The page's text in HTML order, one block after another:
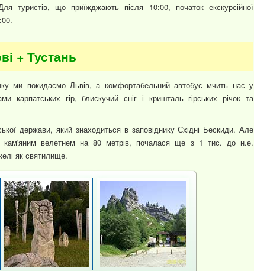
туристів, що приїжджають після 10:00, початок екскурсійної
+ Тустань
ми покидаємо Львів, а комфортабельний автобус мчить нас у
карпатських гір, блискучий сніг і кришталь гірських річок та
держави, який знаходиться в заповіднику Східні Бескиди. Але
кам'яним велетнем на 80 метрів, почалася ще з 1 тис. до н.е.
як святилище.